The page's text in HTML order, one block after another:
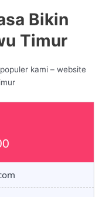
Bikin
Timur
kami – website